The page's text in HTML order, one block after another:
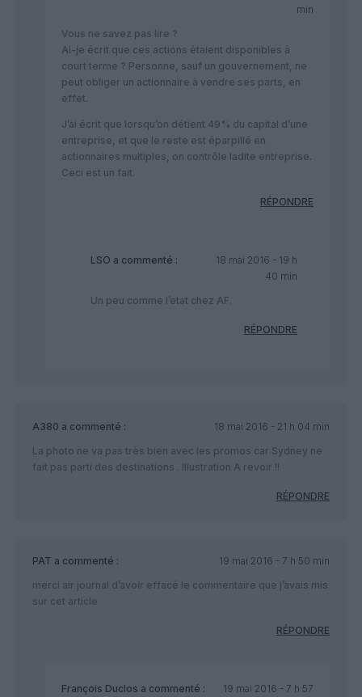
min
Vous ne savez pas lire ?
Ai-je écrit que ces actions étaient disponibles à
court terme ? Personne, sauf un gouvernement, ne
peut obliger un actionnaire à vendre ses parts, en
effet.
J’ai écrit que lorsqu’on détient 49% du capital d’une
entreprise, et que le reste est éparpillé en
actionnaires multiples, on contrôle ladite entreprise.
Ceci est un fait.
RÉPONDRE
LSO a commenté :
18 mai 2016 - 19 h
40 min
Un peu comme l’etat chez AF.
RÉPONDRE
A380 a commenté :
18 mai 2016 - 21 h 04 min
La photo ne va pas très bien avec les promos car Sydney ne
fait pas parti des destinations . Illustration A revoir !!
RÉPONDRE
PAT a commenté :
19 mai 2016 - 7 h 50 min
merci air journal d’avoir effacé le commentaire que j’avais mis
sur cet article
RÉPONDRE
François Duclos a commenté :
19 mai 2016 - 7 h 57